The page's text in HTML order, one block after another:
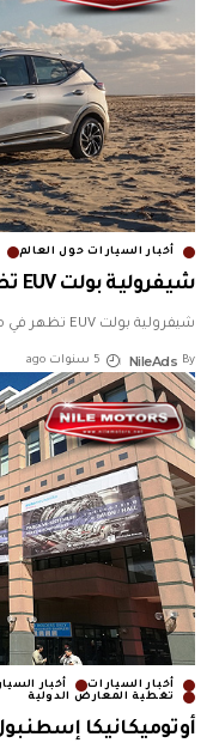
أخبار السيارات حول العالم
شيفرولية بولت EUV تظهر في معرض جدة الدولي
شيفرولية بولت EUV تظهر في معرض جدة الدولي
By
NileAds 5 سنوات ago
أخبار السيارات أخبار
تغطية المعارض الدولية
أوتوميكانيكا إسطنبول 2021 يكسر